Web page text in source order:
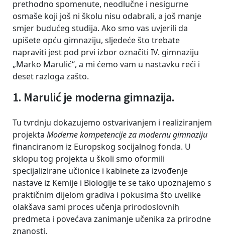
prethodno spomenute, neodlučne i nesigurne
osmaše koji još ni školu nisu odabrali, a još manje
smjer budućeg studija. Ako smo vas uvjerili da
upišete opću gimnaziju, sljedeće što trebate
napraviti jest pod prvi izbor označiti IV. gimnaziju
„Marko Marulić“, a mi ćemo vam u nastavku reći i
deset razloga zašto.
1. Marulić je moderna gimnazija.
Tu tvrdnju dokazujemo ostvarivanjem i realiziranjem
projekta Moderne kompetencije za modernu gimnaziju
financiranom iz Europskog socijalnog fonda. U
sklopu tog projekta u školi smo oformili
specijalizirane učionice i kabinete za izvođenje
nastave iz Kemije i Biologije te se tako upoznajemo s
praktičnim dijelom gradiva i pokusima što uvelike
olakšava sami proces učenja prirodoslovnih
predmeta i povećava zanimanje učenika za prirodne
znanosti.